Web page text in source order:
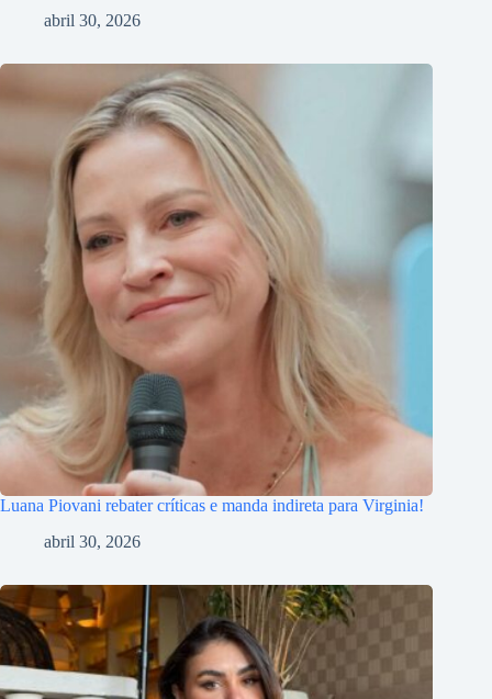
abril 30, 2026
Luana Piovani rebater críticas e manda indireta para Virginia!
abril 30, 2026